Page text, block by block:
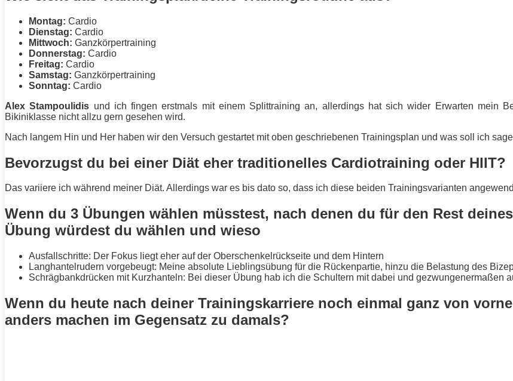
Montag: Cardio
Dienstag: Cardio
Mittwoch: Ganzkörpertraining
Donnerstag: Cardio
Freitag: Cardio
Samstag: Ganzkörpertraining
Sonntag: Cardio
Alex Stampoulidis und ich fingen erstmals mit einem Splittraining an, allerdings hat sich wider Erwarten mein
Bikiniklasse nicht allzu gern gesehen wird.
Nach langem Hin und Her haben wir den Versuch gestartet mit oben geschriebenen Trainingsplan und was soll ich
Bevorzugst du bei einer Diät eher traditionelles Cardiotraining oder HIIT?
Das variiere ich während meiner Diät. Allerdings war es bis dato so, dass ich diese beiden Trainingsvarianten
Wenn du 3 Übungen wählen müsstest, nach denen du für den Rest
Übung würdest du wählen und wieso
Ausfallschritte: Der Fokus liegt eher auf der Oberschenkelrückseite und dem Hintern
Langhantelrudern vorgebeugt: Meine absolute Lieblingsübung für die Rückenpartie, hinzu die Belastung des
Schrägbankdrücken mit Kurzhanteln: Bei dieser Übung hab ich die Schultern mit dabei und gezwungenermaßen
Wenn du heute nach deiner Trainingskarriere noch einmal ganz von
anders machen im Gegensatz zu damals?